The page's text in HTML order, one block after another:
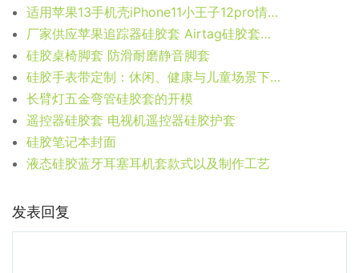
适用苹果13手机壳iPhone11小王子12pro情侣14max液态硅胶手机壳
厂家供应苹果追踪器硅胶套 Airtag硅胶套设计加工
硅胶桌椅脚套 防滑耐磨静音脚套
硅胶手表带定制：休闲、健康与儿童场景下的多元之选
长臂灯五金弯管硅胶套的开模
遥控器硅胶套 电视机遥控器硅胶护套
硅胶笔记本封面
液态硅胶蓝牙耳塞耳机套款式以及制作工艺
发表回复